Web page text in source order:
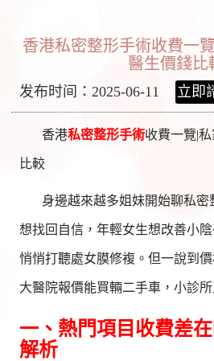
香港私密整形手術收費一
醫生價錢比
发布时间：2025-06-11 立即
香港私密整形手術收費一覽|
比較
身邊越來越多姐妹開始聊私
想找回自信，年輕女生想改善小
悄悄打聽處女膜修複。但一說到價
大醫院報價能買輛二手車，小診所
一、熱門項目收費差
解析